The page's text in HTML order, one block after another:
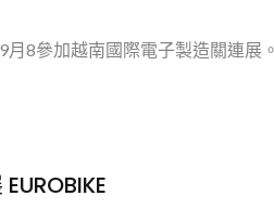
8參加越南國際電子製造關連展。
TY3085/6